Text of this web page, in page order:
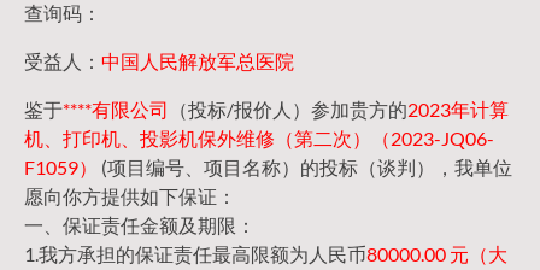
查询码：
受益人： 中国人民解放军总医院
鉴于****有限公司 （投标/报价人）参加贵方的2023年计算
机、打印机、投影机保外维修（第二次）（2023-JQ06-
F1059）
(项目编号、项目名称）的投标（谈判），我单位
愿向你方提供如下保证：
一、保证责任金额及期限：
1.我方承担的保证责任最高限额为人民币80000.00 元（大